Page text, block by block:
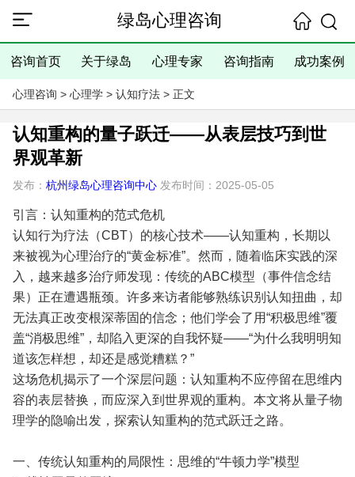
绿岛心理咨询
咨询首页 关于绿岛 心理专家 咨询指南 成功案例
心理咨询 > 心理学> 认知疗法> 正文
认知重构的量子跃迁——从表层技巧到世
界观革新
发布： 杭州绿岛心理咨询中心发布时间：2025-05-05
引言：认知重构的范式危机
认知行为疗法（CBT）的核心技术——认知重构，长期以
来被视为心理治疗的“黄金标准”。然而，随着临床实践的深
入，越来越多治疗师发现：传统的ABC模型（事件信念结
果）正在遭遇瓶颈。许多来访者能够熟练识别认知扭曲，却
无法真正改变根深蒂固的信念；他们学会了用“积极思维”覆
盖“消极思维”，却陷入更深的自我怀疑——“为什么我明明知
道该怎样想，却还是感觉糟糕？”
这场危机揭示了一个深层问题：认知重构不应停留在思维内
容的表层替换，而应深入到世界观的重构。本文将从量子物
理学的隐喻出发，探索认知重构的范式跃迁之路。
一、传统认知重构的局限性：思维的“牛顿力学”模型